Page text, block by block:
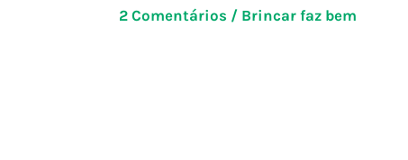
2 Comentários / Brincar faz bem